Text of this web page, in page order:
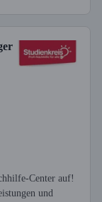
Center auf!
und